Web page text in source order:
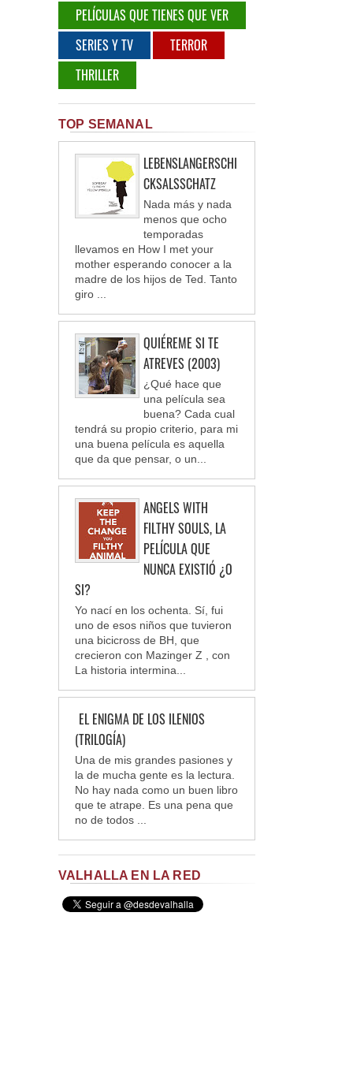
PELÍCULAS QUE TIENES QUE VER
SERIES Y TV
TERROR
THRILLER
TOP SEMANAL
LEBENSLANGERSCHI
CKSALSSCHATZ
Nada más y nada
menos que ocho
temporadas
llevamos en How I met your
mother esperando conocer a la
madre de los hijos de Ted. Tanto
giro ...
QUIÉREME SI TE
ATREVES (2003)
¿Qué hace que
una película sea
buena? Cada cual
tendrá su propio criterio, para mi
una buena película es aquella
que da que pensar, o un...
ANGELS WITH
FILTHY SOULS, LA
PELÍCULA QUE
NUNCA EXISTIÓ ¿O
SI?
Yo nací en los ochenta. Sí, fui
uno de esos niños que tuvieron
una bicicross de BH, que
crecieron con Mazinger Z , con
La historia intermina...
EL ENIGMA DE LOS ILENIOS
(TRILOGÍA)
Una de mis grandes pasiones y
la de mucha gente es la lectura.
No hay nada como un buen libro
que te atrape. Es una pena que
no de todos ...
VALHALLA EN LA RED